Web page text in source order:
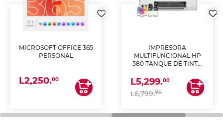
MICROSOFT OFFICE 365
PERSONAL
L2,250.00
IMPRESORA
MULTIFUNCIONAL HP
580 TANQUE DE TINTA
ESCANEA)
L5,299.00
L6,799.00